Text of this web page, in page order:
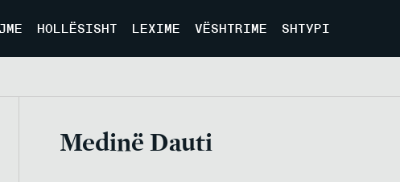
HOLLËSISHT LEXIME VËSHTRIME SHTYPI
Medinë Dauti